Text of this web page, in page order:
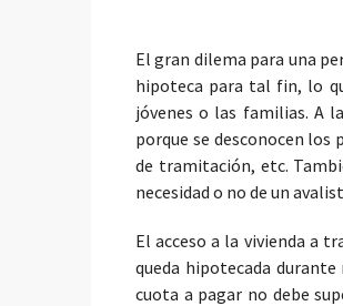
El gran dilema para una
hipoteca para tal fin, lo
jóvenes o las familias. A
porque se desconocen
de tramitación, etc.
necesidad o no de un
El acceso a la vivienda a
queda hipotecada
cuota a pagar no debe